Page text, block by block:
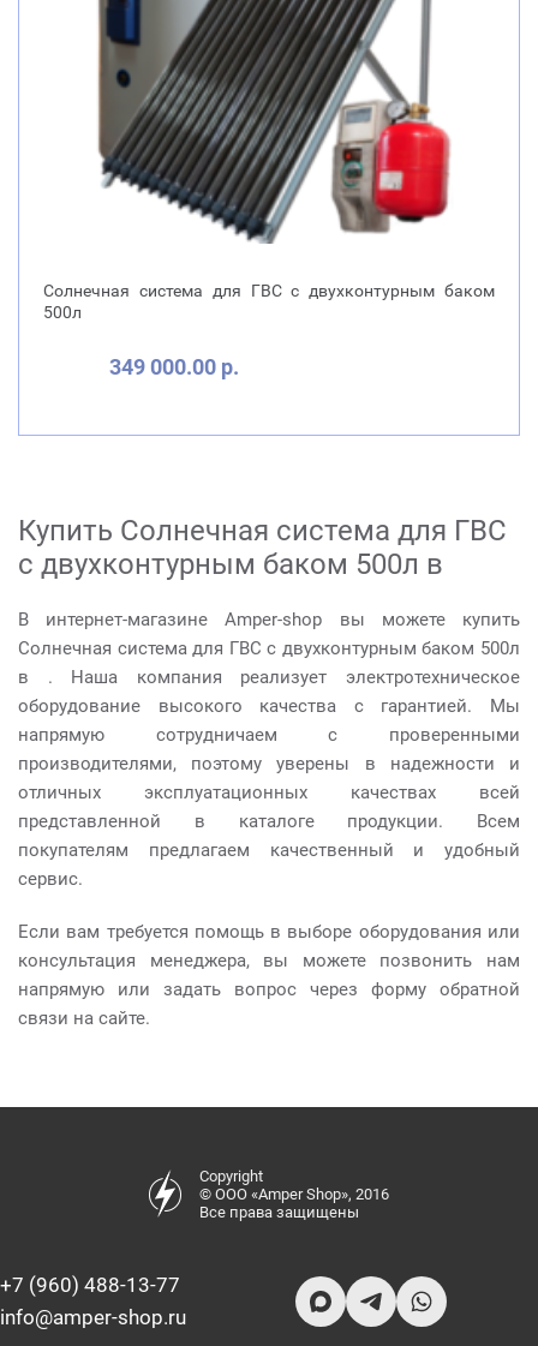
Солнечная система для ГВС с двухконтурным баком
500л
349 000.00 р.
Купить Солнечная система для ГВС
с двухконтурным баком 500л в
В интернет-магазине Amper-shop вы можете купить
Солнечная система для ГВС с двухконтурным баком 500л
в . Наша компания реализует электротехническое
оборудование высокого качества с гарантией. Мы
напрямую сотрудничаем с проверенными
производителями, поэтому уверены в надежности и
отличных эксплуатационных качествах всей
представленной в каталоге продукции. Всем
покупателям предлагаем качественный и удобный
сервис.
Если вам требуется помощь в выборе оборудования или
консультация менеджера, вы можете позвонить нам
напрямую или задать вопрос через форму обратной
связи на сайте.
Copyright
© ООО «Amper Shop», 2016
Все права защищены
+7 (960) 488-13-77
info@amper-shop.ru